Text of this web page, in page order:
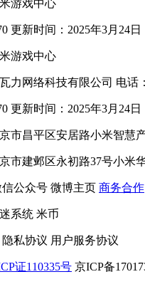
游戏中心
更新时间：2025年3月24日
游戏中心
力网络科技有限公司 电话
更新时间：2025年3月24日
市昌平区安居路小米智慧
市建邺区永初路37号小米
信公众号 微博主页 商务合作
系统 米币
隐私协议 用户服务协议
证110335号 京ICP备